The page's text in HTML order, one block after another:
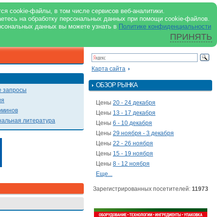
cookie-файлы, в том числе сервисов веб-аналитики.
на обработку персональных данных при помощи cookie-файлов.
данных вы можете узнать в Политике конфиденциальности
ПРИНЯТЬ
support@milkbranch.ru
О портале
Реклама в журнале
Реклама на портале
Архив номеров
запросы
литература
Карта сайта
ОБЗОР РЫНКА
Цены 20 - 24 декабря
Цены 13 - 17 декабря
Цены 6 - 10 декабря
Цены 29 ноября - 3 декабря
Цены 22 - 26 ноября
Цены 15 - 19 ноября
Цены 8 - 12 ноября
Еще...
Зарегистрированных посетителей: 11973